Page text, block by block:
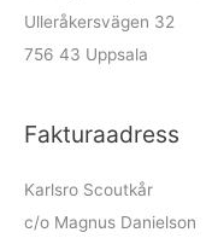
Ulleråkersvägen 32
756 43 Uppsala
Fakturaadress
Karlsro Scoutkår
c/o Magnus Danielson